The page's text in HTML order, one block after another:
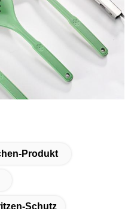
Produkt
Schutz